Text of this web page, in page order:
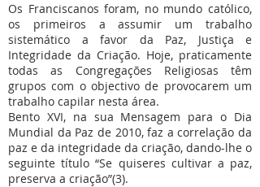
Os Franciscanos foram, no mundo católico,
os primeiros a assumir um trabalho
sistemático a favor da Paz, Justiça e
Integridade da Criação. Hoje, praticamente
todas as Congregações Religiosas têm
grupos com o objectivo de provocarem um
trabalho capilar nesta área.
Bento XVI, na sua Mensagem para o Dia
Mundial da Paz de 2010, faz a correlação da
paz e da integridade da criação, dando-lhe o
seguinte título “Se quiseres cultivar a paz,
preserva a criação”(3).